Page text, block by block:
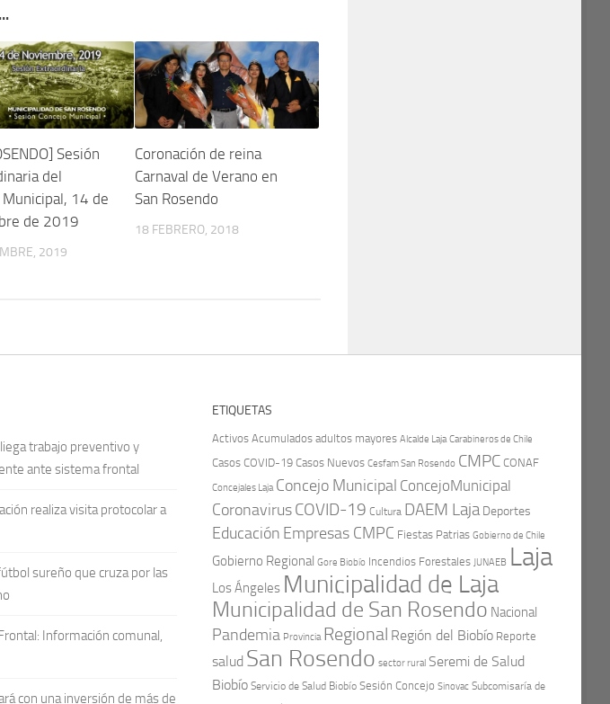
Sesión
del
Municipal, 14 de
de 2019
2019
Coronación de reina
Carnaval de Verano en
San Rosendo
18 FEBRERO, 2018
trabajo preventivo y
ante sistema frontal
realiza visita protocolar a
sureño que cruza por las
Información comunal,
con una inversión de más de
ETIQUETAS
Activos Acumulados adultos mayores Alcalde Laja Carabineros de Chile
Casos COVID-19 Casos Nuevos Cesfam San Rosendo CMPC CONAF
Concejales Laja Concejo Municipal ConcejoMunicipal
CoronavirusCOVID-19 Cultura DAEM Laja Deportes
Educación Empresas CMPC Fiestas Patrias Gobierno de Chile
Gobierno Regional Gore Biobío Incendios Forestales JUNAEB Laja
Los Ángeles Municipalidad de Laja
Municipalidad de San Rosendo Nacional
Pandemia Provincia Regional Región del Biobío Reporte
salud San Rosendo sector rural Seremi de Salud
Biobío Servicio de Salud Biobío Sesión Concejo Sinovac Subcomisaría de